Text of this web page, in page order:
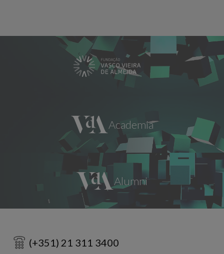
(+351) 21 311 3400